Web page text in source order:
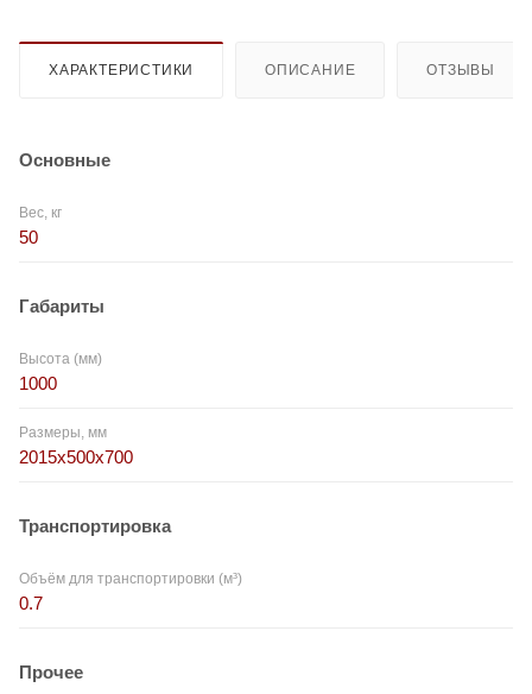
ХАРАКТЕРИСТИКИ ОПИСАНИЕ ОТЗЫВЫ
Основные
Вес, кг
50
Габариты
Высота (мм)
1000
Размеры, мм
2015x500x700
Транспортировка
Объём для транспортировки (м³)
0.7
Прочее